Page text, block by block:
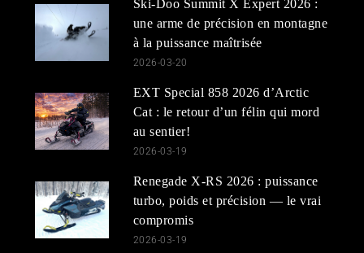
Ski-Doo Summit X Expert 2026 :
une arme de précision en montagne
à la puissance maîtrisée
2026-03-20
EXT Special 858 2026 d’Arctic
Cat : le retour d’un félin qui mord
au sentier!
2026-03-19
Renegade X-RS 2026 : puissance
turbo, poids et précision — le vrai
compromis
2026-03-19